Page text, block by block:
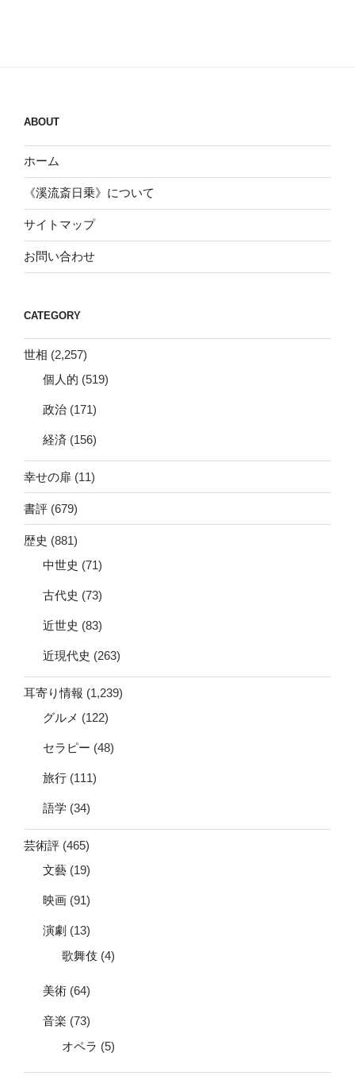
ABOUT
ホーム
《溪流斎日乗》について
サイトマップ
お問い合わせ
CATEGORY
世相 (2,257)
個人的 (519)
政治 (171)
経済 (156)
幸せの扉 (11)
書評 (679)
歴史 (881)
中世史 (71)
古代史 (73)
近世史 (83)
近現代史 (263)
耳寄り情報 (1,239)
グルメ (122)
セラピー (48)
旅行 (111)
語学 (34)
芸術評 (465)
文藝 (19)
映画 (91)
演劇 (13)
歌舞伎 (4)
美術 (64)
音楽 (73)
オペラ (5)